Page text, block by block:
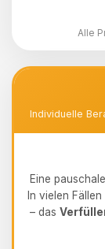
Alle
Individuelle
Eine
In vielen
– das